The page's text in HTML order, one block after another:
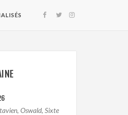
Oswald, Sixte